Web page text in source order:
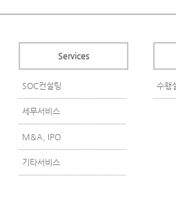
Services
SOC컨설팅
세무서비스
M&A, IPO
기타서비스
수행